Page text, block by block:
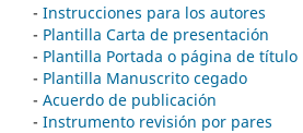
- Instrucciones para los autores
- Plantilla Carta de presentación
- Plantilla Portada o página de título
- Plantilla Manuscrito cegado
- Acuerdo de publicación
- Instrumento revisión por pares